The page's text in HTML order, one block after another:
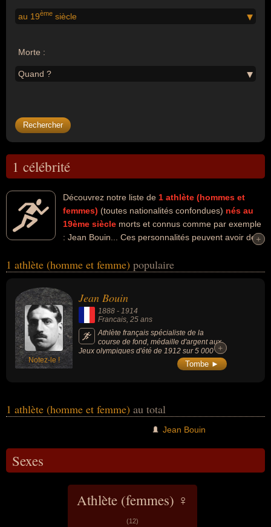
au 19ème siècle
Morte :
Quand ?
1 célébrité
Découvrez notre liste de 1 athlète (hommes et
femmes) (toutes nationalités confondues) nés au
19ème siècle morts et connus comme par exemple
: Jean Bouin... Ces personnalités peuvent avoir des
célébrités peuvent également avoir été sportif. En ce qui concerne
francais par exemple.
+
+
1 athlète (homme et femme) populaire
Notez-le !
Jean Bouin
1888 - 1914
Francais, 25 ans
Athlète français spécialiste de la
course de fond, médaille d'argent aux
Jeux olympiques d'été de 1912 sur 5 000
mètres, il a gagné 3 fois de suite le Cross
des nations, considéré alors comme le
De nombreuses enceintes sportives portent
son nom en France.
+
+
Tombe ►
1 athlète (homme et femme) au total
Jean Bouin
Sexes
Athlète (femmes) ♀
(12)